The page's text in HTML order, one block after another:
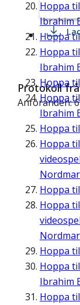
Hoppa
Ibrahim
Hoppa
Hoppa
Ibrahim
Hoppa
Hoppa
Ibrahim
Hoppa
Hoppa
Hoppa
Hoppa
Hoppa
Hoppa
Ibrahim
Hoppa
Protokoll
Anföranden: